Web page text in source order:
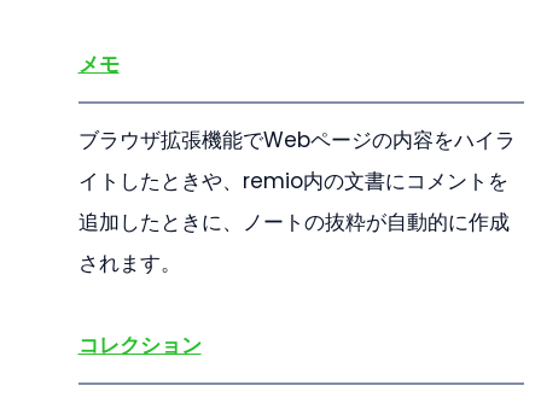
メモ
ブラウザ拡張機能でWebページの内容をハイラ
イトしたときや、remio内の文書にコメントを
追加したときに、ノートの抜粋が自動的に作成
されます。
コレクション